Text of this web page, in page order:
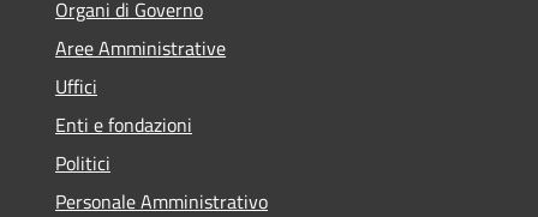
Organi di Governo
Aree Amministrative
Uffici
Enti e fondazioni
Politici
Personale Amministrativo